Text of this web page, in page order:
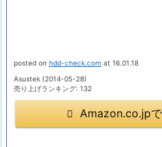
posted on hdd-check.com at 16.01.18
Asustek (2014-05-28)
売り上げランキング: 132
Amazon.co.jp